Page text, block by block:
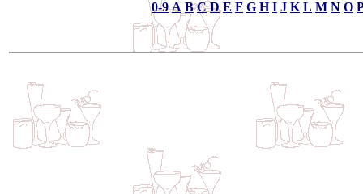
0-9 A B C D E F G H I J K L M N O